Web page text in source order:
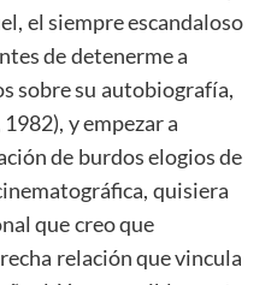
el siempre escandaloso
de detenerme a
sobre su autobiografía,
y empezar a
de burdos elogios de
quisiera
que creo que
relación que vincula